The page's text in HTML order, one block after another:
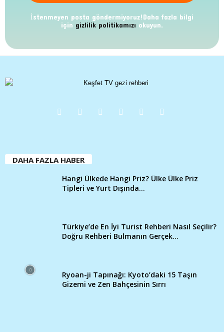
İstenmeyen posta göndermiyoruz!Daha fazla bilgi
için gizlilik politikamızı okuyun.
DAHA FAZLA HABER
Hangi Ülkede Hangi Priz? Ülke Ülke Priz
Tipleri ve Yurt Dışında...
Türkiye’de En İyi Turist Rehberi Nasıl Seçilir?
Doğru Rehberi Bulmanın Gerçek...
Ryoan-ji Tapınağı: Kyoto’daki 15 Taşın
Gizemi ve Zen Bahçesinin Sırrı